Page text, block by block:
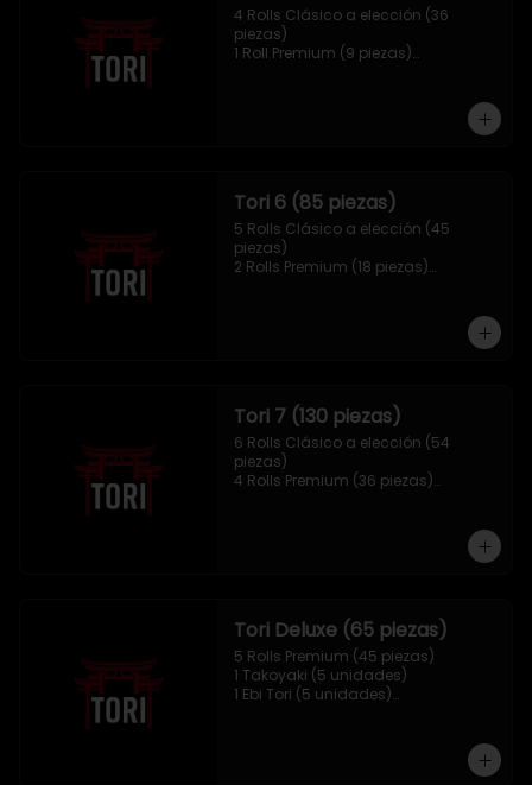
4 Rolls Clásico a elección (36
piezas)
1 Roll Premium (9 piezas)
Tori 6 (85 piezas)
5 Rolls Clásico a elección (45
piezas)
2 Rolls Premium (18 piezas)
Tori 7 (130 piezas)
6 Rolls Clásico a elección (54
piezas)
4 Rolls Premium (36 piezas)
Tori Deluxe (65 piezas)
5 Rolls Premium (45 piezas)
1 Takoyaki (5 unidades)
1 Ebi Tori (5 unidades)